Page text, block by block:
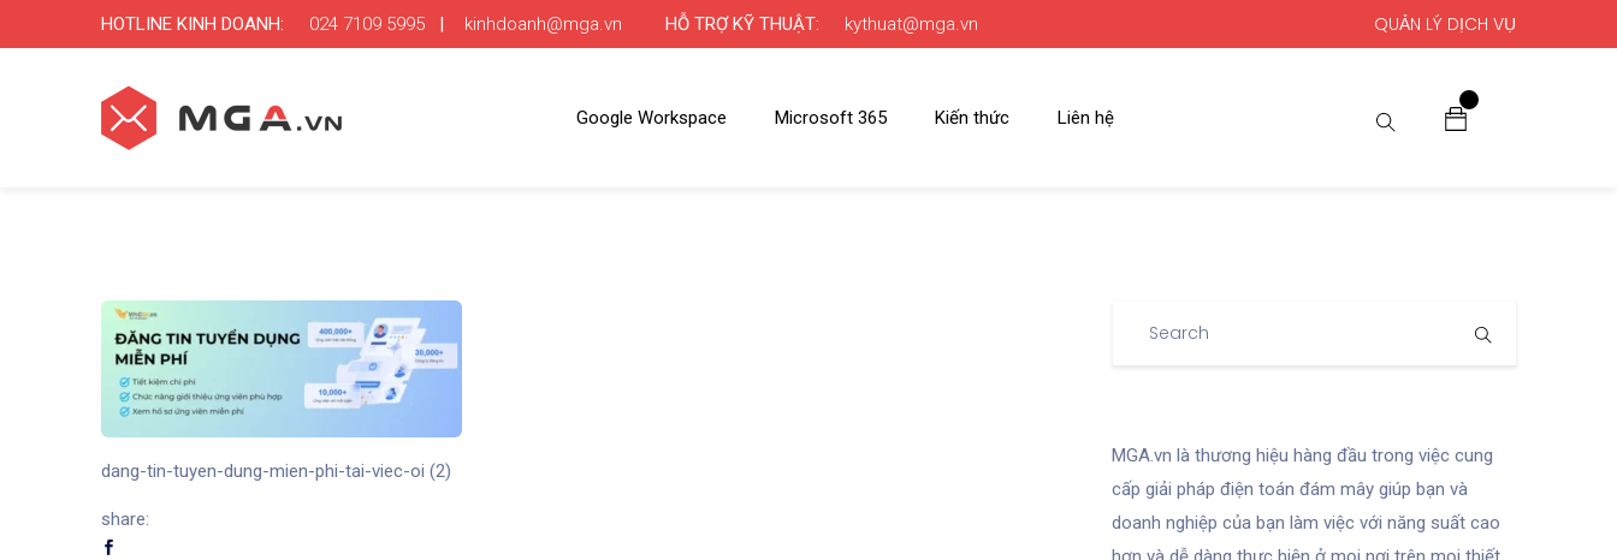
HOTLINE KINH DOANH: 024 7109 5995 | kinhdoanh@mga.vn HỖ TRỢ KỸ THUẬT: kythuat@mga.vn QUẢN LÝ DỊCH VỤ
Google Workspace Microsoft 365 Kiến thức Liên hệ
dang-tin-tuyen-dung-mien-phi-tai-viec-oi (2)
share:
MGA.vn là thương hiệu hàng đầu trong việc cung
cấp giải pháp điện toán đám mây giúp bạn và
doanh nghiệp của bạn làm việc với năng suất cao